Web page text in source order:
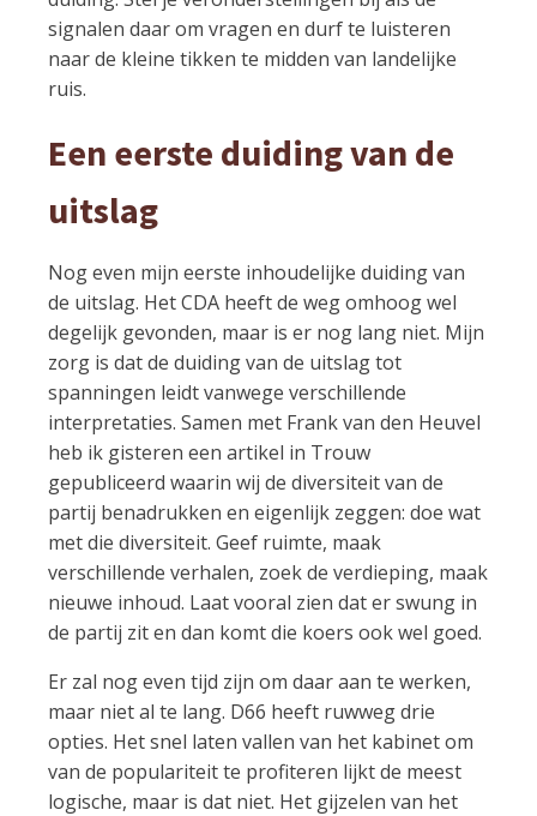
signalen daar om vragen en durf te luisteren
naar de kleine tikken te midden van landelijke
ruis.
Een eerste duiding van de
uitslag
Nog even mijn eerste inhoudelijke duiding van
de uitslag. Het CDA heeft de weg omhoog wel
degelijk gevonden, maar is er nog lang niet. Mijn
zorg is dat de duiding van de uitslag tot
spanningen leidt vanwege verschillende
interpretaties. Samen met Frank van den Heuvel
heb ik gisteren een artikel in Trouw
gepubliceerd waarin wij de diversiteit van de
partij benadrukken en eigenlijk zeggen: doe wat
met die diversiteit. Geef ruimte, maak
verschillende verhalen, zoek de verdieping, maak
nieuwe inhoud. Laat vooral zien dat er swung in
de partij zit en dan komt die koers ook wel goed.
Er zal nog even tijd zijn om daar aan te werken,
maar niet al te lang. D66 heeft ruwweg drie
opties. Het snel laten vallen van het kabinet om
van de populariteit te profiteren lijkt de meest
logische, maar is dat niet. Het gijzelen van het